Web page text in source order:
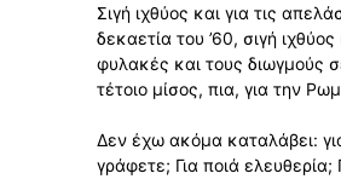
Σιγή ιχθύος και για τις
δεκαετία του ’60, σιγή ιχθύος
φυλακές και τους διωγμούς
τέτοιο μίσος, πια, για την
Δεν έχω ακόμα καταλάβει:
γράφετε; Για ποιά ελευθερία;